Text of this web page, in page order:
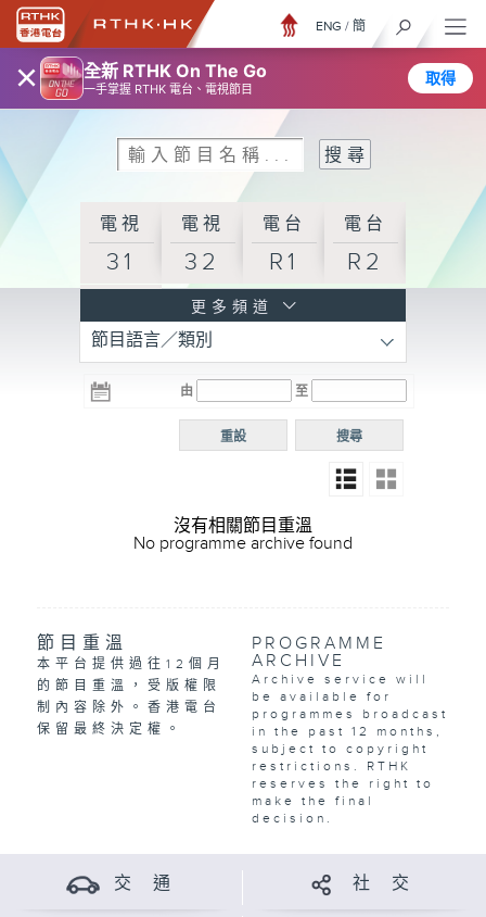
× 全新 RTHK On The Go
一手掌握 RTHK 電台、電視節目
取得
ENG / 簡
電視
31
電視
32
電台
R1
電台
R2
R3
電台 電台
R5
電台
普通
更多頻道
節目語言／類別
由 至
搜尋
重設
沒有相關節目重溫
No programme archive found
節目重溫
本平台提供過往12個月
的節目重溫，受版權限
制內容除外。香港電台
保留最終決定權。
PROGRAMME
ARCHIVE
Archive service will
be available for
programmes broadcast
in the past 12 months,
subject to copyright
restrictions. RTHK
reserves the right to
make the final
decision.
交 通 社 交